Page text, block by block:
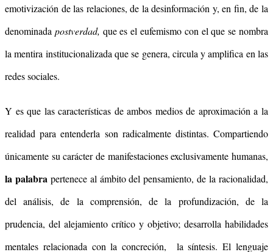
emotivización de las relaciones, de la desinformación y, en fin, de la
denominada postverdad, que es el eufemismo con el que se nombra
la mentira institucionalizada que se genera, circula y amplifica en las
redes sociales.
Y es que las características de ambos medios de aproximación a la
realidad para entenderla son radicalmente distintas. Compartiendo
únicamente su carácter de manifestaciones exclusivamente humanas,
la palabra pertenece al ámbito del pensamiento, de la racionalidad,
del análisis, de la comprensión, de la profundización, de la
prudencia, del alejamiento crítico y objetivo; desarrolla habilidades
mentales relacionada con la concreción, la síntesis. El lenguaje